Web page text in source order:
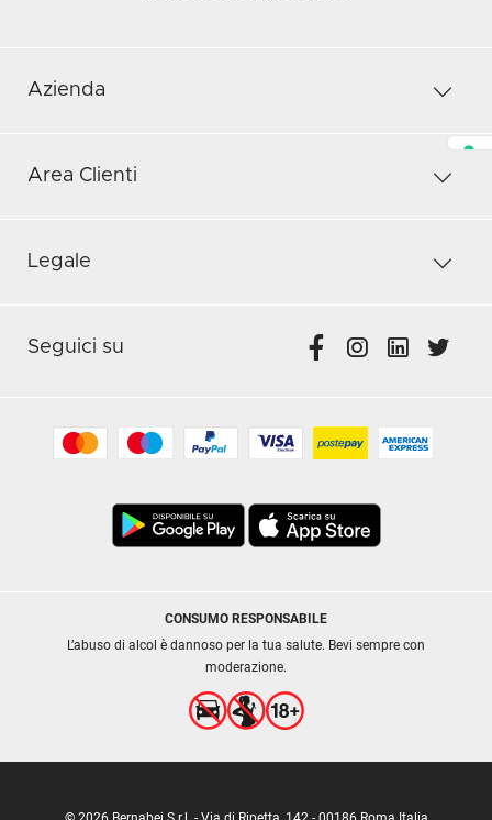
Azienda
Area Clienti
Legale
Seguici su
CONSUMO RESPONSABILE
L’abuso di alcol è dannoso per la tua salute. Bevi sempre con
moderazione.